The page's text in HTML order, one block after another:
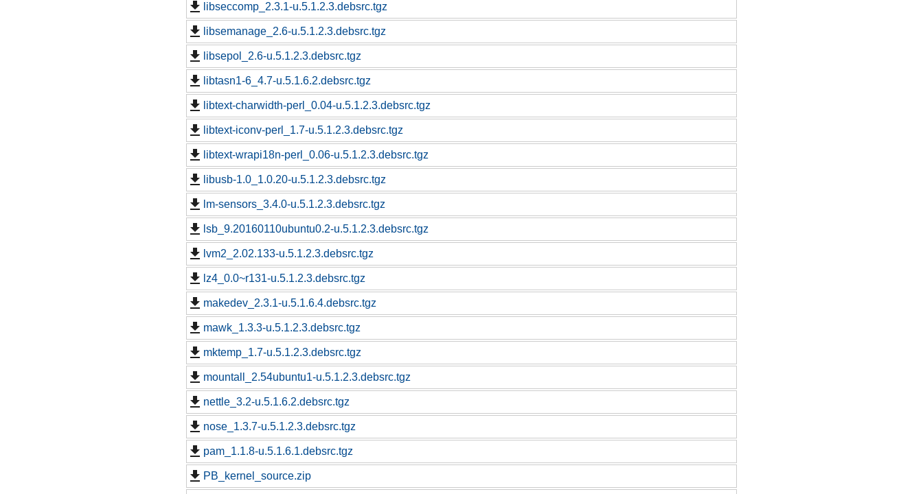
libseccomp_2.3.1-u.5.1.2.3.debsrc.tgz
libsemanage_2.6-u.5.1.2.3.debsrc.tgz
libsepol_2.6-u.5.1.2.3.debsrc.tgz
libtasn1-6_4.7-u.5.1.6.2.debsrc.tgz
libtext-charwidth-perl_0.04-u.5.1.2.3.debsrc.tgz
libtext-iconv-perl_1.7-u.5.1.2.3.debsrc.tgz
libtext-wrapi18n-perl_0.06-u.5.1.2.3.debsrc.tgz
libusb-1.0_1.0.20-u.5.1.2.3.debsrc.tgz
lm-sensors_3.4.0-u.5.1.2.3.debsrc.tgz
lsb_9.20160110ubuntu0.2-u.5.1.2.3.debsrc.tgz
lvm2_2.02.133-u.5.1.2.3.debsrc.tgz
lz4_0.0~r131-u.5.1.2.3.debsrc.tgz
makedev_2.3.1-u.5.1.6.4.debsrc.tgz
mawk_1.3.3-u.5.1.2.3.debsrc.tgz
mktemp_1.7-u.5.1.2.3.debsrc.tgz
mountall_2.54ubuntu1-u.5.1.2.3.debsrc.tgz
nettle_3.2-u.5.1.6.2.debsrc.tgz
nose_1.3.7-u.5.1.2.3.debsrc.tgz
pam_1.1.8-u.5.1.6.1.debsrc.tgz
PB_kernel_source.zip